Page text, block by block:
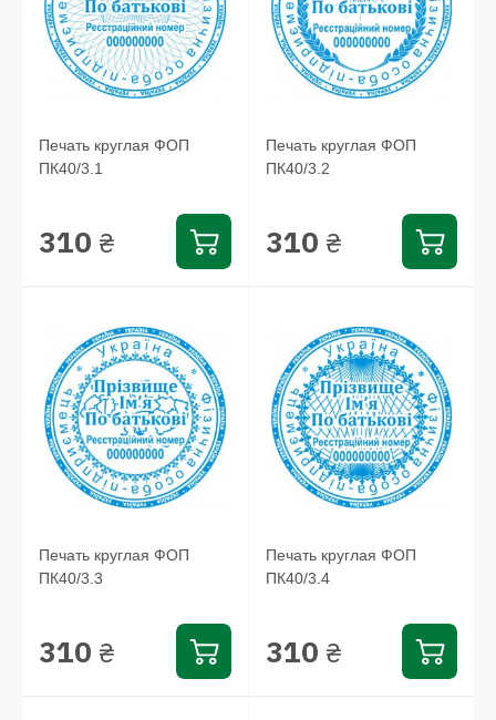
Печать круглая ФОП
ПК40/3.1
310 ₴
Печать круглая ФОП
ПК40/3.2
310 ₴
Печать круглая ФОП
ПК40/3.3
310 ₴
Печать круглая ФОП
ПК40/3.4
310 ₴